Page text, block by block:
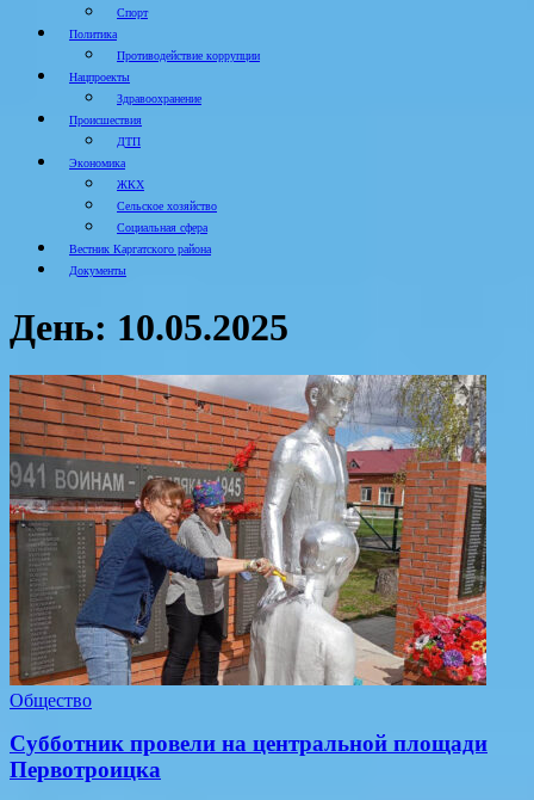
Спорт
Политика
Противодействие коррупции
Нацпроекты
Здравоохранение
Происшествия
ДТП
Экономика
ЖКХ
Сельское хозяйство
Социальная сфера
Вестник Каргатского района
Документы
День: 10.05.2025
Общество
Субботник провели на центральной площади
Первотроицка